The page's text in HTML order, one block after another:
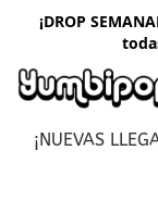
¡DROP
¡NUEVAS